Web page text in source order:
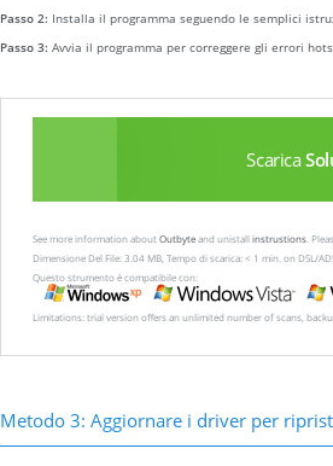
Passo 2: Installa il programma seguendo le semplici
Passo 3: Avvia il programma per correggere gli errori
Scarica
See more information about Outbyteand unistallinstrustions .
Dimensione Del File: 3.04 MB, Tempo di scarica: < 1 min. on DSL/
Questo strumento è compatibile con:
Limitations: trial version offers an unlimited number of scans,
Metodo 3: Aggiornare i driver per